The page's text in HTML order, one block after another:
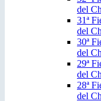
del
31ª
del
30ª
del
29ª
del
28ª
del